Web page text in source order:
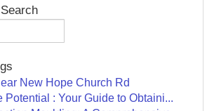
New Hope Church Rd
Potential : Your Guide to Obtaini...